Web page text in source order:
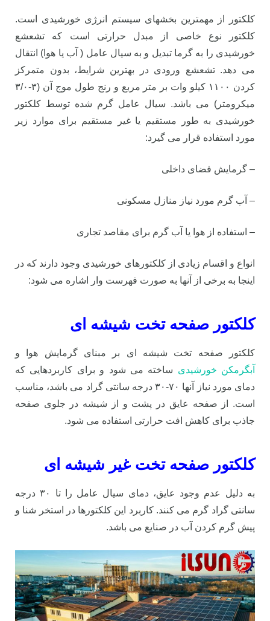
کلکتور از مهمترین بخشهای سیستم انرژی خورشیدی است.
کلکتور نوع خاصی از مبدل حرارتی است که تشعشع
خورشیدی را به گرما تبدیل و به سیال عامل ( آب یا هوا) انتقال
می دهد. تشعشع ورودی در بهترین شرایط، بدون متمرکز
کردن ۱۱۰۰ کیلو وات بر متر مربع و رنج طول موج آن (۳-۳/۰
میکرومتر) می باشد. سیال عامل گرم شده توسط کلکتور
خورشیدی به طور مستقیم یا غیر مستقیم برای موارد زیر
مورد استفاده قرار می گیرد:
– گرمایش فضای داخلی
– آب گرم مورد نیاز منازل مسکونی
– استفاده از هوا یا آب گرم برای مقاصد تجاری
انواع و اقسام زیادی از کلکتورهای خورشیدی وجود دارند که در
اینجا به برخی از آنها به صورت فهرست وار اشاره می شود:
کلکتور صفحه تخت شیشه ای
کلکتور صفحه تخت شیشه ای بر مبنای گرمایش هوا و
آبگرمکن خورشیدی ساخته می شود و برای کاربردهایی که
دمای مورد نیاز آنها ۷۰-۳۰ درجه سانتی گراد می باشد، مناسب
است. از صفحه عایق در پشت و از شیشه در جلوی صفحه
جاذب برای کاهش افت حرارتی استفاده می شود.
کلکتور صفحه تخت غیر شیشه ای
به دلیل عدم وجود عایق، دمای سیال عامل را تا ۳۰ درجه
سانتی گراد گرم می کنند. کاربرد این کلکتورها در استخر شنا و
پیش گرم کردن آب در صنایع می باشد.